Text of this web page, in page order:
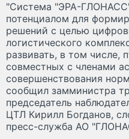
"Система "ЭРА-
потенциалом для
решений с целью
логистического
развивать, в том числе,
совместных с членами
совершенствования
сообщил замминистра
председатель
ЦТЛ Кирилл Богданов,
пресс-служба АО